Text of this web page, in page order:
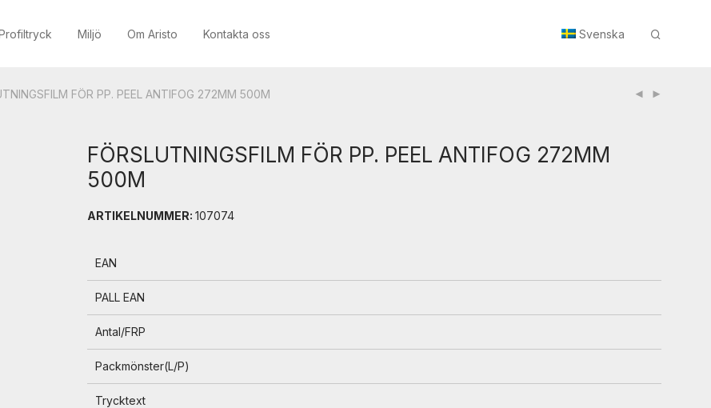
Miljö Om Aristo Kontakta oss Svenska
FÖR PP. PEEL ANTIFOG 272MM 500M
FÖRSLUTNINGSFILM FÖR PP. PEEL ANTIFOG 272MM
500M
ARTIKELNUMMER: 107074
EAN
PALL EAN
Antal/FRP
Packmönster(L/P)
Trycktext